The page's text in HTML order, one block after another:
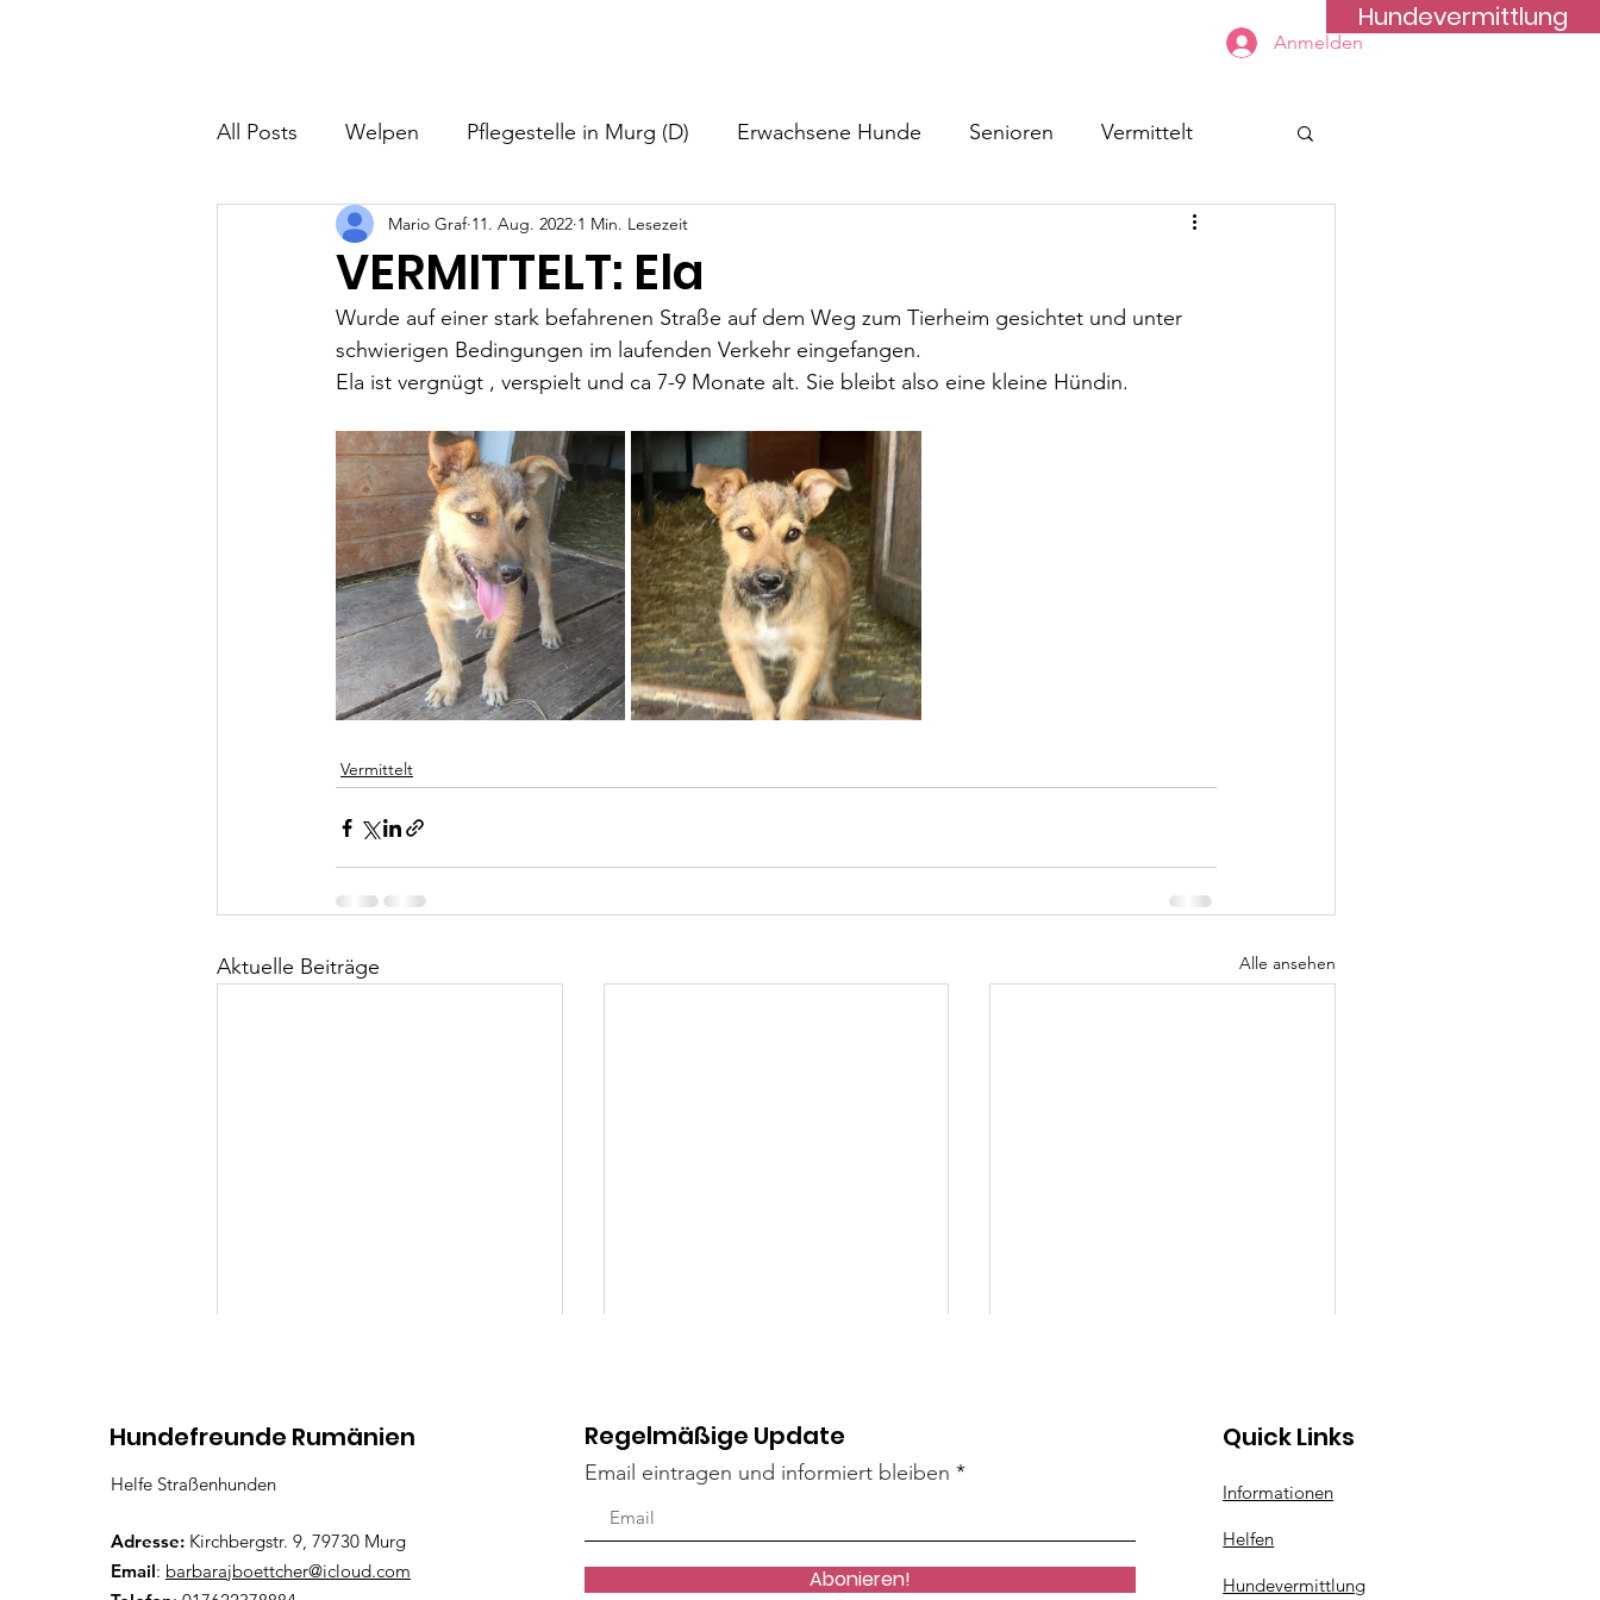
Hundevermittlung
Anmelden
All Posts Welpen Pflegestelle in Murg (D) Erwachsene Hunde Senioren Vermittelt
VERMITTELT: Ela
Mario Graf 11. Aug. 2022 1 Min. Lesezeit
Wurde auf einer stark befahrenen Straße auf dem Weg zum Tierheim gesichtet und unter
schwierigen Bedingungen im laufenden Verkehr eingefangen.
Ela ist vergnügt , verspielt und ca 7-9 Monate alt. Sie bleibt also eine kleine Hündin.
Vermittelt
Aktuelle Beiträge Alle ansehen
VERMITTELT: Suki VERMITTELT: Bowie VERMITTELT: Finn
Hundefreunde Rumänien
Helfe Straßenhunden
Adresse: Kirchbergstr. 9, 79730 Murg
Email: barbarajboettcher@icloud.com
Regelmäßige Update
Email eintragen und informiert bleiben
Abonieren!
Quick Links
Informationen
Helfen
Hundevermittlung